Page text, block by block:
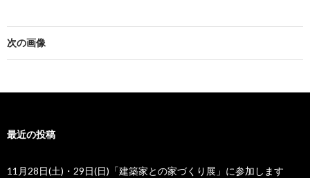
次の画像
最近の投稿
11月28日(土)・29日(日)「建築家との家づくり展」に参加します